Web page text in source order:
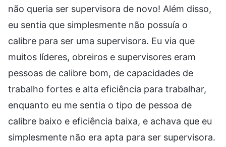
não queria ser supervisora de novo! Além disso,
eu sentia que simplesmente não possuía o
calibre para ser uma supervisora. Eu via que
muitos líderes, obreiros e supervisores eram
pessoas de calibre bom, de capacidades de
trabalho fortes e alta eficiência para trabalhar,
enquanto eu me sentia o tipo de pessoa de
calibre baixo e eficiência baixa, e achava que eu
simplesmente não era apta para ser supervisora.